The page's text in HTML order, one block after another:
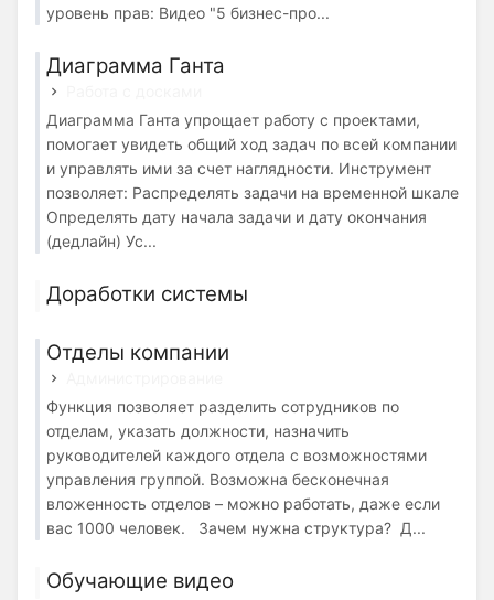
уровень прав: Видео "5 бизнес-про...
Диаграмма Ганта
Диаграмма Ганта упрощает работу с проектами,
помогает увидеть общий ход задач по всей компании
и управлять ими за счет наглядности. Инструмент
позволяет: Распределять задачи на временной шкале
Определять дату начала задачи и дату окончания
(дедлайн) Ус...
Доработки системы
Отделы компании
Функция позволяет разделить сотрудников по
отделам, указать должности, назначить
руководителей каждого отдела с возможностями
управления группой. Возможна бесконечная
вложенность отделов – можно работать, даже если
вас 1000 человек. Зачем нужна структура? Д...
Обучающие видео